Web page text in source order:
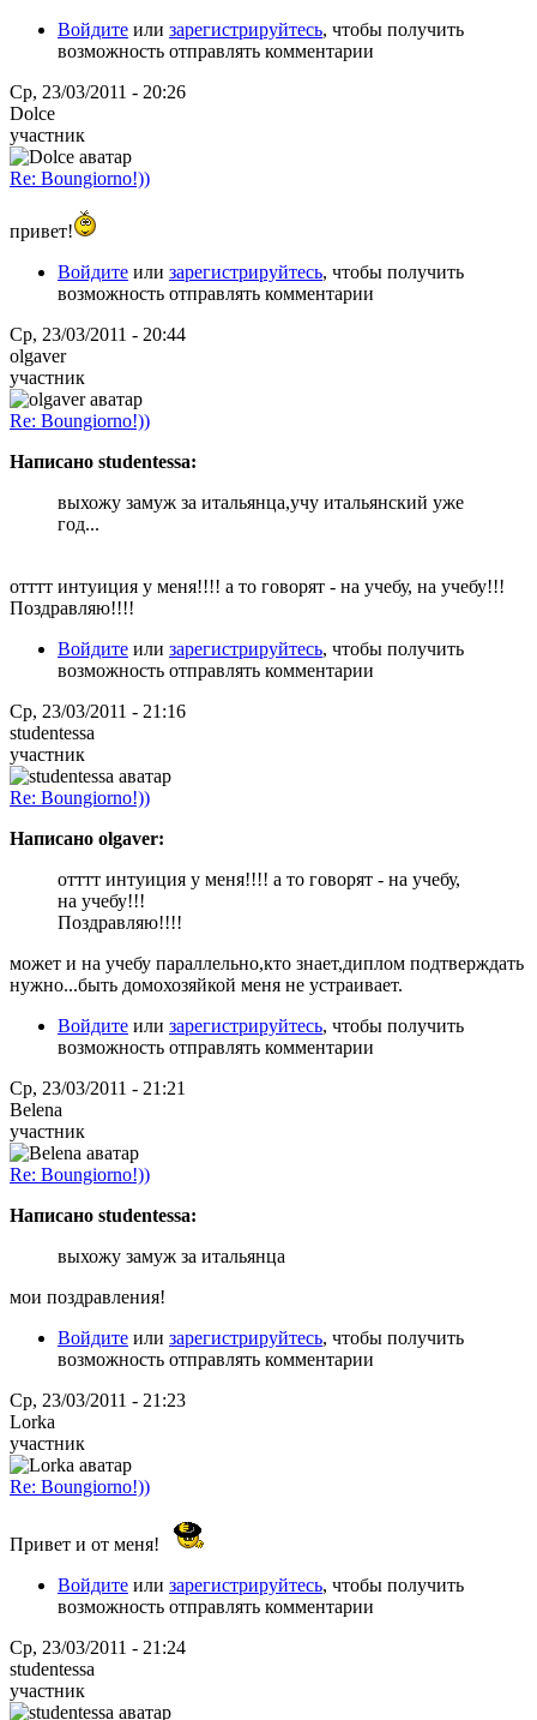
Войдите или зарегистрируйтесь, чтобы получить
возможность отправлять комментарии
Ср, 23/03/2011 - 20:26
Dolce
участник
Re: Boungiorno!))
привет!
Войдите или зарегистрируйтесь, чтобы получить
возможность отправлять комментарии
Ср, 23/03/2011 - 20:44
olgaver
участник
Re: Boungiorno!))
Написано studentessa:
выхожу замуж за итальянца,учу итальянский уже
год...
отттт интуиция у меня!!!! а то говорят - на учебу, на учебу!!!
Поздравляю!!!!
Войдите или зарегистрируйтесь, чтобы получить
возможность отправлять комментарии
Ср, 23/03/2011 - 21:16
studentessa
участник
Re: Boungiorno!))
Написано olgaver:
отттт интуиция у меня!!!! а то говорят - на учебу,
на учебу!!!
Поздравляю!!!!
может и на учебу параллельно,кто знает,диплом подтверждать
нужно...быть домохозяйкой меня не устраивает.
Войдите или зарегистрируйтесь, чтобы получить
возможность отправлять комментарии
Ср, 23/03/2011 - 21:21
Belena
участник
Re: Boungiorno!))
Написано studentessa:
выхожу замуж за итальянца
мои поздравления!
Войдите или зарегистрируйтесь, чтобы получить
возможность отправлять комментарии
Ср, 23/03/2011 - 21:23
Lorka
участник
Re: Boungiorno!))
Привет и от меня!
Войдите или зарегистрируйтесь, чтобы получить
возможность отправлять комментарии
Ср, 23/03/2011 - 21:24
studentessa
участник